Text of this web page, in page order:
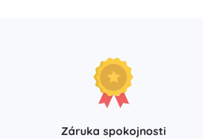
Záruka spokojnosti